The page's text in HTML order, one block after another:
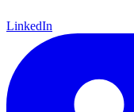
LinkedIn